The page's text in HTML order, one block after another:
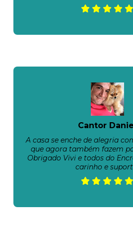
Cantor
A casa se enche de alegria
que agora também fazem
Obrigado Vivi e todos do
carinho e